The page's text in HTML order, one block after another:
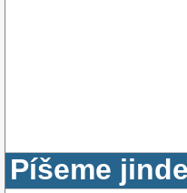
Píšeme jinde